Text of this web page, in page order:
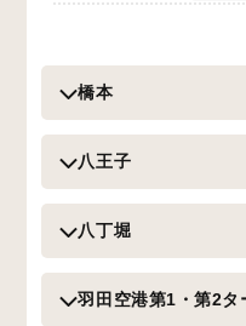
橋本
八王子
八丁堀
羽田空港第1・第2タ